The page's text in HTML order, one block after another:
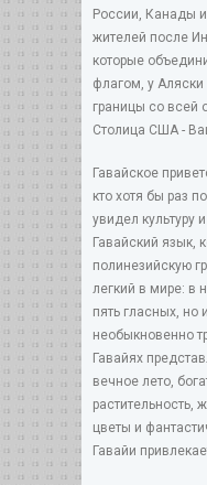
России, Канады и
жителей после
которые
флагом, у Аляски
границы со всей
Столица США -
Гавайское
кто хотя бы раз
увидел культуру
Гавайский язык,
полинезийскую
легкий в мире: в
пять гласных, но
необыкновенно
Гавайях
вечное лето,
растительность,
цветы и
Гавайи